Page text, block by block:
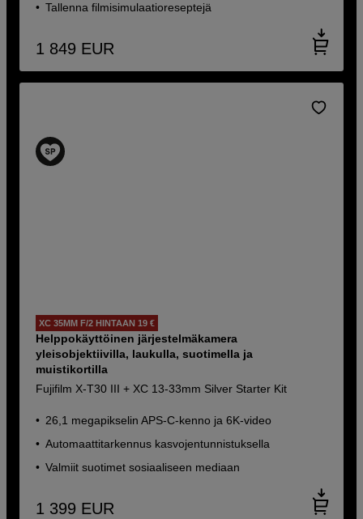
Tallenna filmisimulaatioreseptejä
1 849 EUR
XC 35MM F/2 HINTAAN 19 €
Helppokäyttöinen järjestelmäkamera
yleisobjektiivilla, laukulla, suotimella ja
muistikortilla
Fujifilm X-T30 III + XC 13-33mm Silver Starter Kit
26,1 megapikselin APS-C-kenno ja 6K-video
Automaattitarkennus kasvojentunnistuksella
Valmiit suotimet sosiaaliseen mediaan
1 399 EUR